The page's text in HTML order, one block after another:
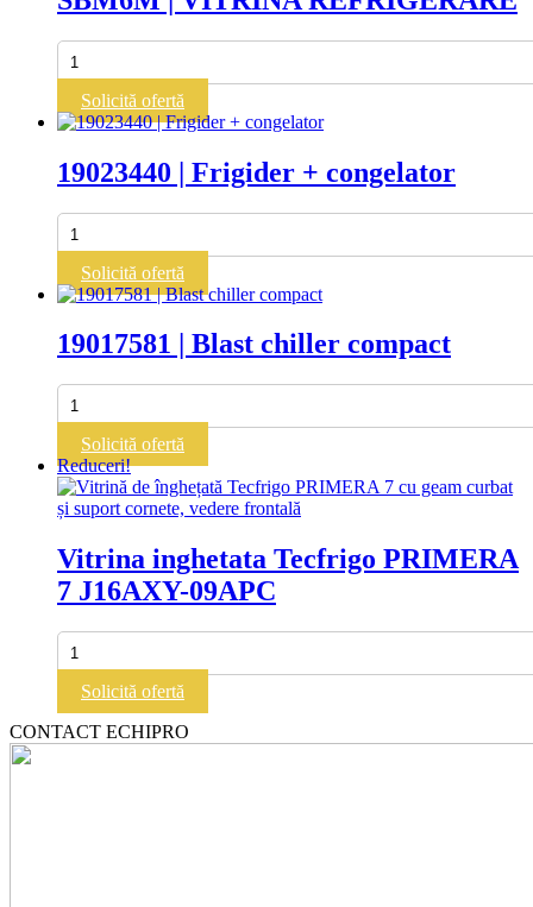
Cantitate
SBM6M
VITRINA
REFRIGERARE
Solicită ofertă
19023440 | Frigider + congelator
Cantitate
19023440
Frigider
+
Solicită ofertă
19017581 | Blast chiller compact
Cantitate
19017581
Blast
chiller
compact
Solicită ofertă
Reduceri!
Vitrina inghetata Tecfrigo PRIMERA
7 J16AXY-09APC
Cantitate
Vitrina
inghetata
Tecfrigo
PRIMERA
7
Solicită ofertă
CONTACT ECHIPRO